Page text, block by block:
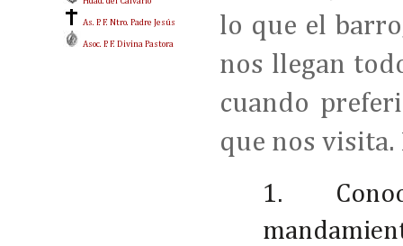
lo que el barro
nos llegan
cuando
que nos visita.
1.
As. P. F. Ntro. Padre Jesús
Asoc. P. F. Divina Pastora